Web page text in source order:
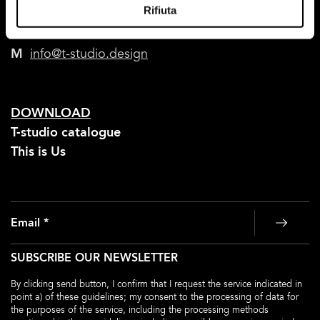
Rifiuta
M info@t-studio.design
DOWNLOAD
T-studio catalogue
This is Us
Email *
SUBSCRIBE OUR NEWSLETTER
By clicking send button, I confirm that I request the service indicated in
point a) of these guidelines; my consent to the processing of data for
the purposes of the service, including the processing methods